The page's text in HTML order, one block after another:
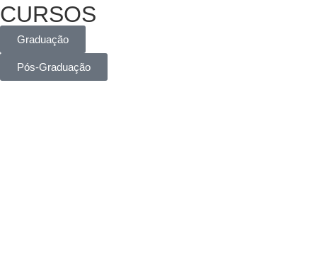
CURSOS
Graduação
Pós-Graduação